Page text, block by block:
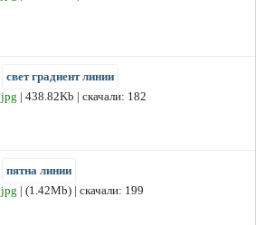
свет градиент линии
jpg | 438.82Kb | скачали: 182
пятна линии
jpg | (1.42Mb) | скачали: 199